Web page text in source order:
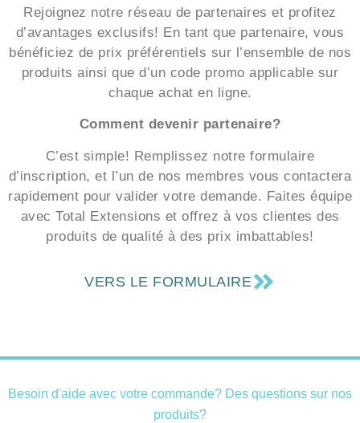
Rejoignez notre réseau de partenaires et profitez
d’avantages exclusifs! En tant que partenaire, vous
bénéficiez de prix préférentiels sur l’ensemble de nos
produits ainsi que d’un code promo applicable sur
chaque achat en ligne.
Comment devenir partenaire?
C’est simple! Remplissez notre formulaire
d’inscription, et l’un de nos membres vous contactera
rapidement pour valider votre demande. Faites équipe
avec Total Extensions et offrez à vos clientes des
produits de qualité à des prix imbattables!
VERS LE FORMULAIRE
Besoin d'aide avec votre commande? Des questions sur nos
produits?